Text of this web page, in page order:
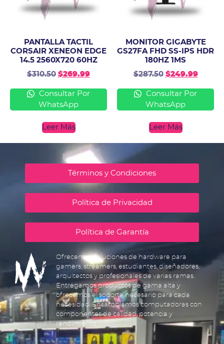
PANTALLA TACTIL
CORSAIR XENEON EDGE
14.5 2560X720 60HZ
$310.50 $269.99
Consultar Por
WhatsApp
Leer Más
MONITOR GIGABYTE
GS27FA FHD SS-IPS HDR
180HZ 1MS
$287.50 $249.99
Consultar Por
WhatsApp
Leer Más
Términos y Condiciones
Política de Privacidad
Política de Garantía
Ofrecemos soluciones de hardware para
gamers, streamers, estudiantes, diseñadores,
arquitectos y profesionales de varias ramas.
Entregamos productos de gama alta y
ofrecemos el soporte necesario para cada
necesidad. Ensamblamos computadoras con
componentes de calidad, potencia y
rendimiento.